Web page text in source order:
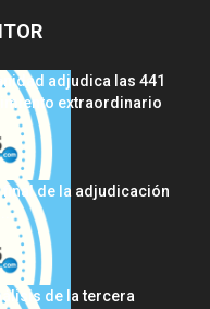
adjudica las 441
extraordinario
final de la adjudicación
de la tercera